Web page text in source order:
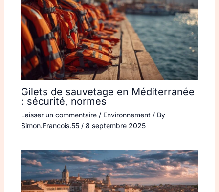
Gilets de sauvetage en Méditerranée
: sécurité, normes
Laisser un commentaire / Environnement / By
Simon.Francois.55 / 8 septembre 2025